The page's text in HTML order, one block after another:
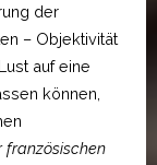
der
– Objektivität
auf eine
können,
französischen